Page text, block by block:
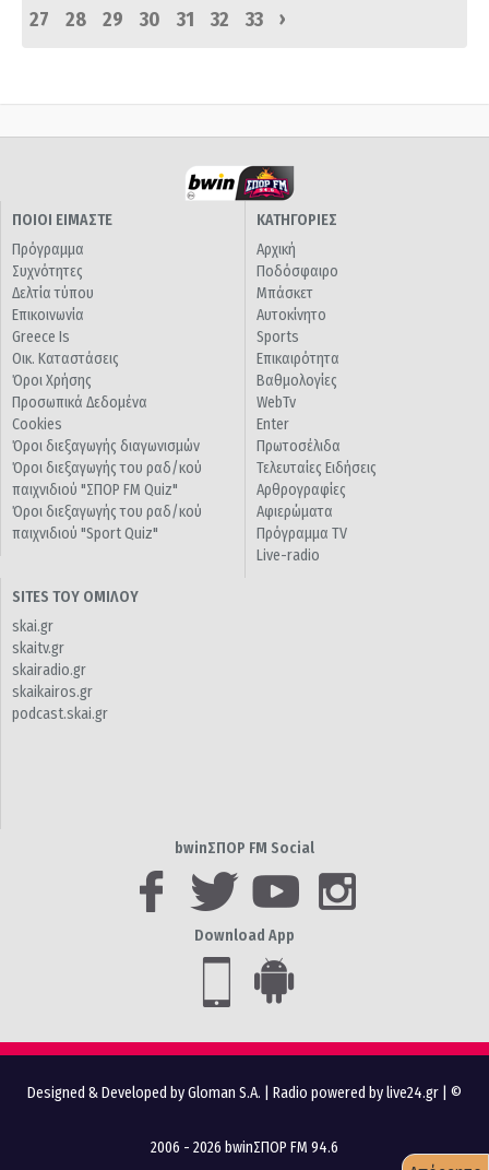
27
28 29 30 31 32 33 ›
ΠΟΙΟΙ ΕΙΜΑΣΤΕ
Πρόγραμμα
Συχνότητες
Δελτία τύπου
Επικοινωνία
Greece Is
Οικ. Καταστάσεις
Όροι Χρήσης
Προσωπικά Δεδομένα
Cookies
Όροι διεξαγωγής διαγωνισμών
Όροι διεξαγωγής του ραδ/κού
παιχνιδιού "ΣΠΟΡ FM Quiz"
Όροι διεξαγωγής του ραδ/κού
παιχνιδιού "Sport Quiz"
ΚΑΤΗΓΟΡΙΕΣ
Αρχική
Ποδόσφαιρο
Μπάσκετ
Αυτοκίνητο
Sports
Επικαιρότητα
Βαθμολογίες
WebTv
Enter
Πρωτοσέλιδα
Τελευταίες Ειδήσεις
Αρθρογραφίες
Αφιερώματα
Πρόγραμμα TV
Live-radio
SITES ΤΟΥ ΟΜΙΛΟΥ
skai.gr
skaitv.gr
skairadio.gr
skaikairos.gr
podcast.skai.gr
bwinΣΠΟΡ FM Social
Download App
Designed & Developed by Gloman S.A. Radio powered by live24.gr | ©
2006 - 2026 bwinΣΠΟΡ FM 94.6